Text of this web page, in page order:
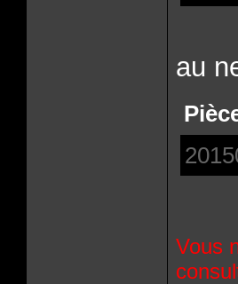
au
Vous